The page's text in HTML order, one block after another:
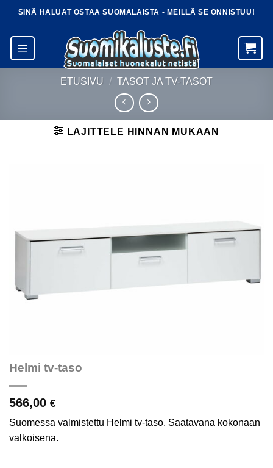
Skip
content
SINÄ HALUAT OSTAA SUOMALAISTA - MEILLÄ SE ONNISTUU!
ETUSIVU / TASOT JA TV-TASOT
LAJITTELE HINNAN MUKAAN
Helmi tv-taso
566,00 €
Suomessa valmistettu Helmi tv-taso. Saatavana kokonaan
valkoisena.